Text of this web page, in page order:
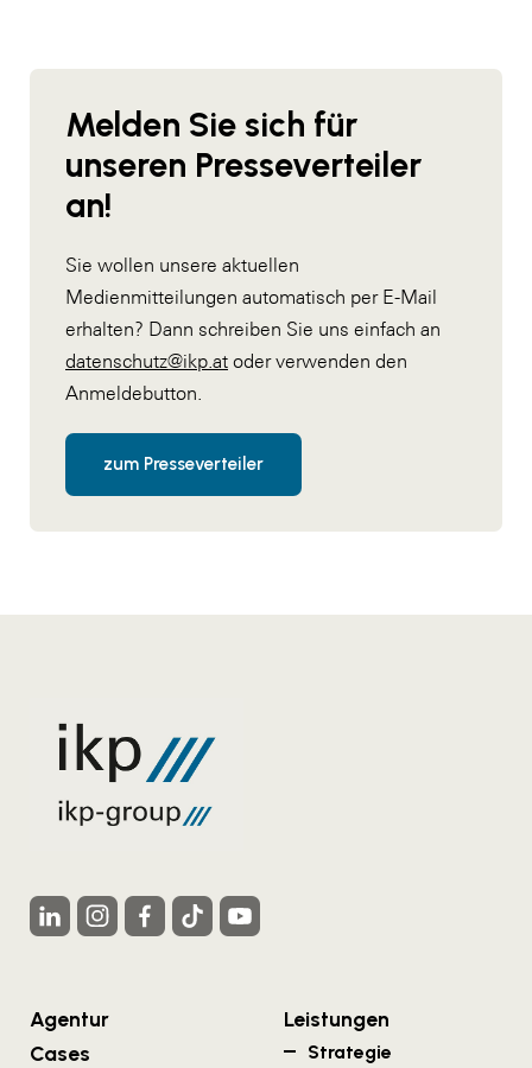
Melden Sie sich für
unseren Presseverteiler
an!
Sie wollen unsere aktuellen
Medienmitteilungen automatisch per E-Mail
erhalten? Dann schreiben Sie uns einfach an
datenschutz@ikp.at oder verwenden den
Anmeldebutton.
zum Presseverteiler
Agentur
Cases
Leistungen
Strategie